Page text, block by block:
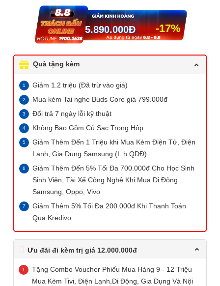
-17%
5.890.000Đ
Quà tặng kèm
Giảm 1.2 triệu (Đã trừ vào giá)
Mua kèm Tai nghe Buds Core giá 799.000đ
Đổi trả 7 ngày lỗi kỹ thuật
Không Bao Gồm Củ Sạc Trong Hộp
Giảm Thêm Đến 1 Triệu khi Mua Kèm Điện Tử, Điện
Lạnh, Gia Dụng Samsung (L.h QDĐ)
Giảm Thêm Đến 5% Tối Đa 700.000đ Cho Học Sinh
Sinh Viên, Tài Xế Công Nghệ Khi Mua Di Động
Samsung, Oppo, Vivo
Giảm Thêm 5% Tối Đa 200.000đ Khi Thanh Toán
Qua Kredivo
Ưu đãi đi kèm trị giá 12.000.000đ
Tặng Combo Voucher Phiếu Mua Hàng 9 - 12 Triệu
Mua Kèm Tivi, Điện Lạnh,Di Động, Gia Dụng Và Nội